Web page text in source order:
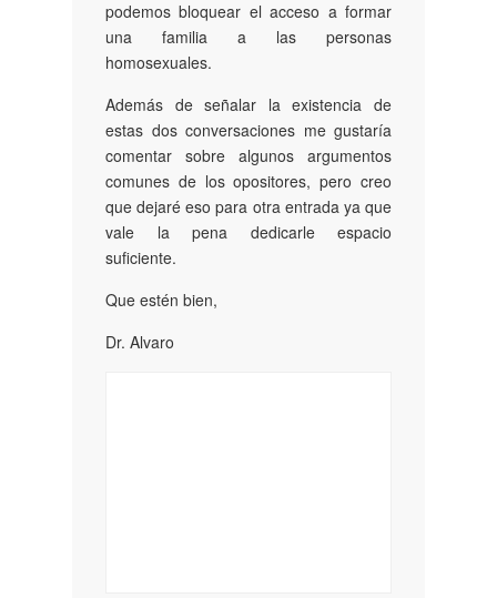
podemos bloquear el acceso a formar
una familia a las personas
homosexuales.
Además de señalar la existencia de
estas dos conversaciones me gustaría
comentar sobre algunos argumentos
comunes de los opositores, pero creo
que dejaré eso para otra entrada ya que
vale la pena dedicarle espacio
suficiente.
Que estén bien,
Dr. Alvaro